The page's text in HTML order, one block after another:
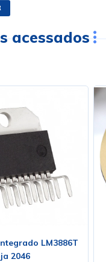
acessados
LM3886T
2046